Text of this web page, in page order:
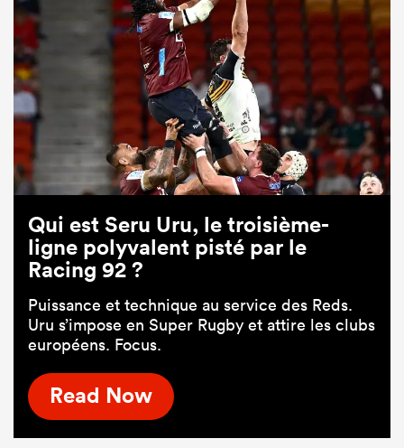
Qui est Seru Uru, le troisième-
ligne polyvalent pisté par le
Racing 92 ?
Puissance et technique au service des Reds.
Uru s’impose en Super Rugby et attire les clubs
européens. Focus.
Read Now